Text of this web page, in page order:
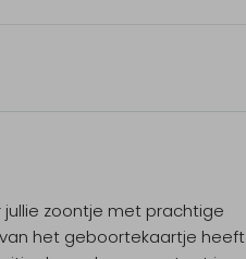
zoontje met prachtige
het geboortekaartje heeft